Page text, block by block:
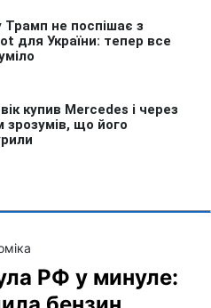
РФ у минуле: